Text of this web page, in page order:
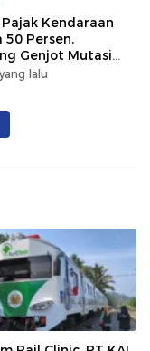
Kendaraan
50 Persen,
Genjot Mutasi
Luar Daerah
lalu